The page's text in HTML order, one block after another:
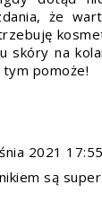
że
skóry na
pomoże!
2021 17:55
są